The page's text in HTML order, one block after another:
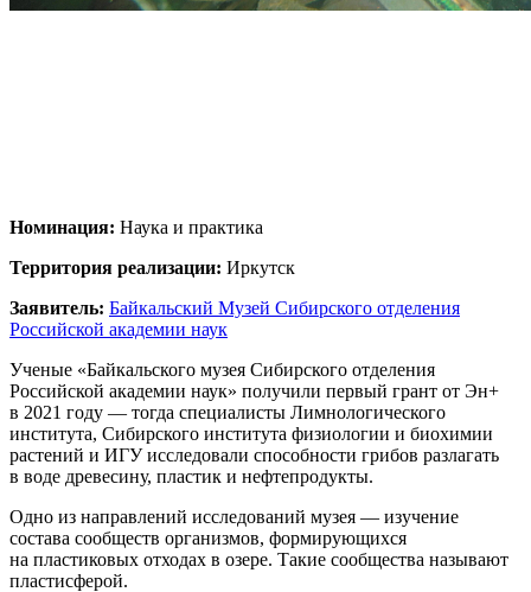
Номинация: Наука и практика
Территория реализации: Иркутск
Заявитель: Байкальский Музей Сибирского отделения
Российской академии наук
Ученые «Байкальского музея Сибирского отделения
Российской академии наук» получили первый грант от Эн+
в 2021 году — тогда специалисты Лимнологического
института, Сибирского института физиологии и биохимии
растений и ИГУ исследовали способности грибов разлагать
в воде древесину, пластик и нефтепродукты.
Одно из направлений исследований музея — изучение
состава сообществ организмов, формирующихся
на пластиковых отходах в озере. Такие сообщества называют
пластисферой.